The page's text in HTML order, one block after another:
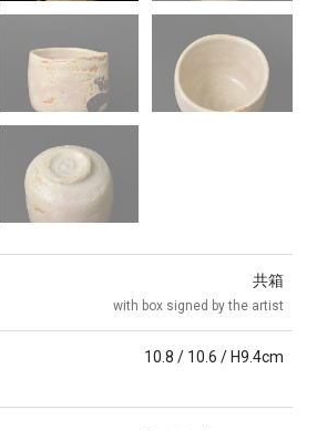
共箱
with box signed by the artist
10.8 / 10.6 / H9.4cm